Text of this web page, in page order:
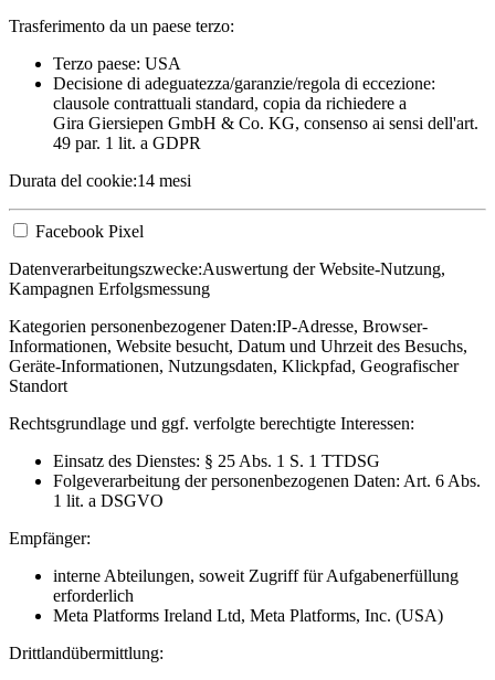
Trasferimento da un paese terzo:
Terzo paese: USA
Decisione di adeguatezza/garanzie/regola di eccezione:
clausole contrattuali standard, copia da richiedere a
Gira Giersiepen GmbH & Co. KG, consenso ai sensi dell'art.
49 par. 1 lit. a GDPR
Durata del cookie:14 mesi
Facebook Pixel
Datenverarbeitungszwecke:Auswertung der Website-Nutzung,
Kampagnen Erfolgsmessung
Kategorien personenbezogener Daten:IP-Adresse, Browser-
Informationen, Website besucht, Datum und Uhrzeit des Besuchs,
Geräte-Informationen, Nutzungsdaten, Klickpfad, Geografischer
Standort
Rechtsgrundlage und ggf. verfolgte berechtigte Interessen:
Einsatz des Dienstes: § 25 Abs. 1 S. 1 TTDSG
Folgeverarbeitung der personenbezogenen Daten: Art. 6 Abs.
1 lit. a DSGVO
Empfänger:
interne Abteilungen, soweit Zugriff für Aufgabenerfüllung
erforderlich
Meta Platforms Ireland Ltd, Meta Platforms, Inc. (USA)
Drittlandübermittlung: